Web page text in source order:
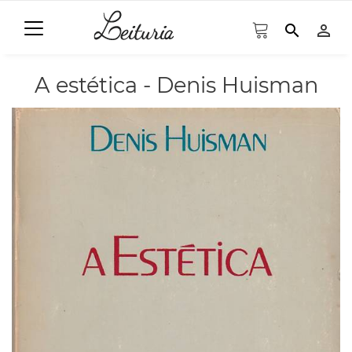
search person_outline
A estética - Denis Huisman